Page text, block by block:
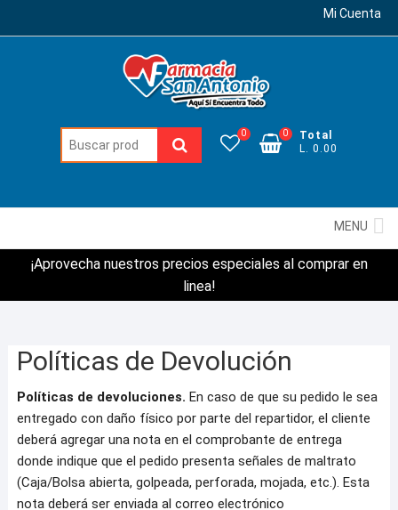
Mi Cuenta
Buscar: 0
Total
L. 0.00
0
MENU
¡Aprovecha nuestros precios especiales al comprar en
linea!
Políticas de Devolución
Políticas de devoluciones. En caso de que su pedido le sea
entregado con daño físico por parte del repartidor, el cliente
deberá agregar una nota en el comprobante de entrega
donde indique que el pedido presenta señales de maltrato
(Caja/Bolsa abierta, golpeada, perforada, mojada, etc.). Esta
nota deberá ser enviada al correo electrónico